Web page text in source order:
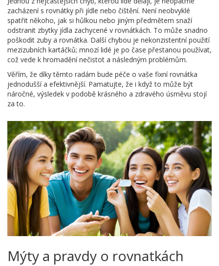
zacházení s rovnátky při jídle nebo čištění. Není neobvyklé
spatřit někoho, jak si hůlkou nebo jiným předmětem snaží
odstranit zbytky jídla zachycené v rovnátkách. To může snadno
poškodit zuby a rovnátka. Další chybou je nekonzistentní použití
mezizubních kartáčků; mnozí lidé je po čase přestanou používat,
což vede k hromadění nečistot a následným problémům.
Věřím, že díky těmto radám bude péče o vaše fixní rovnátka
jednodušší a efektivnější. Pamatujte, že i když to může být
náročné, výsledek v podobě krásného a zdravého úsměvu stojí
za to.
Mýty a pravdy o rovnatkách